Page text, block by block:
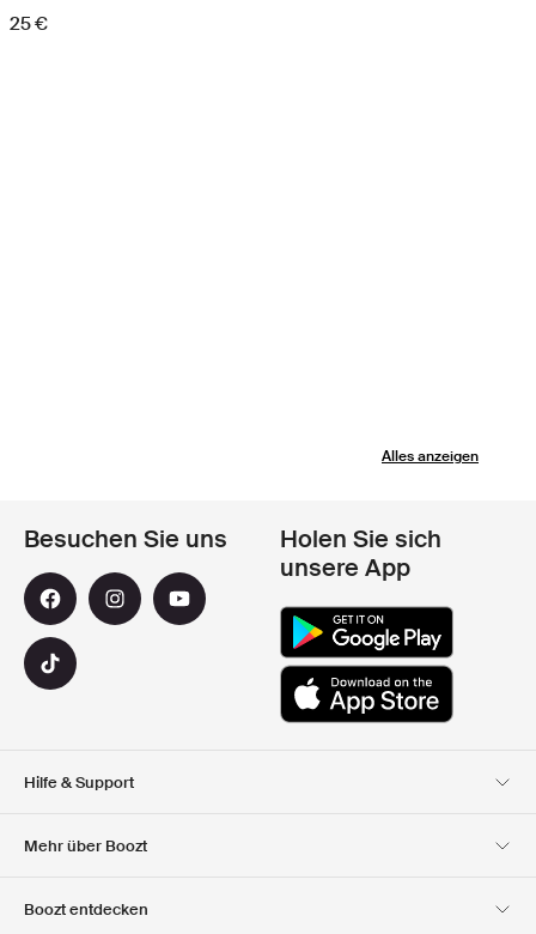
25 €
Alles anzeigen
Hilfe & Support
Mehr über Boozt
Boozt entdecken
Besuchen Sie uns
Holen Sie sich
unsere App